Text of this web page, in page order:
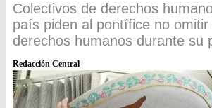
Colectivos de derechos
país piden al pontífice no
derechos humanos durante su
Redacción Central